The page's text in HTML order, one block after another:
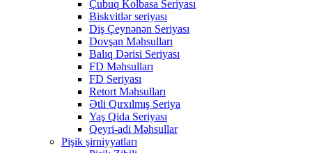
Çubuq Kolbasa Seriyası
Biskvitlər seriyası
Diş Çeynənən Seriyası
Dovşan Məhsulları
Balıq Dərisi Seriyası
FD Məhsulları
FD Seriyası
Retort Məhsulları
Ətli Qırxılmış Seriya
Yaş Qida Seriyası
Qeyri-adi Məhsullar
Pişik şirniyyatları